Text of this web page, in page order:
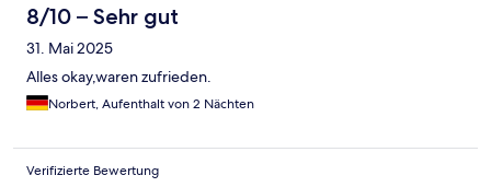
8/10 – Sehr gut
31. Mai 2025
Alles okay,waren zufrieden.
Norbert, Aufenthalt von 2 Nächten
Verifizierte Bewertung